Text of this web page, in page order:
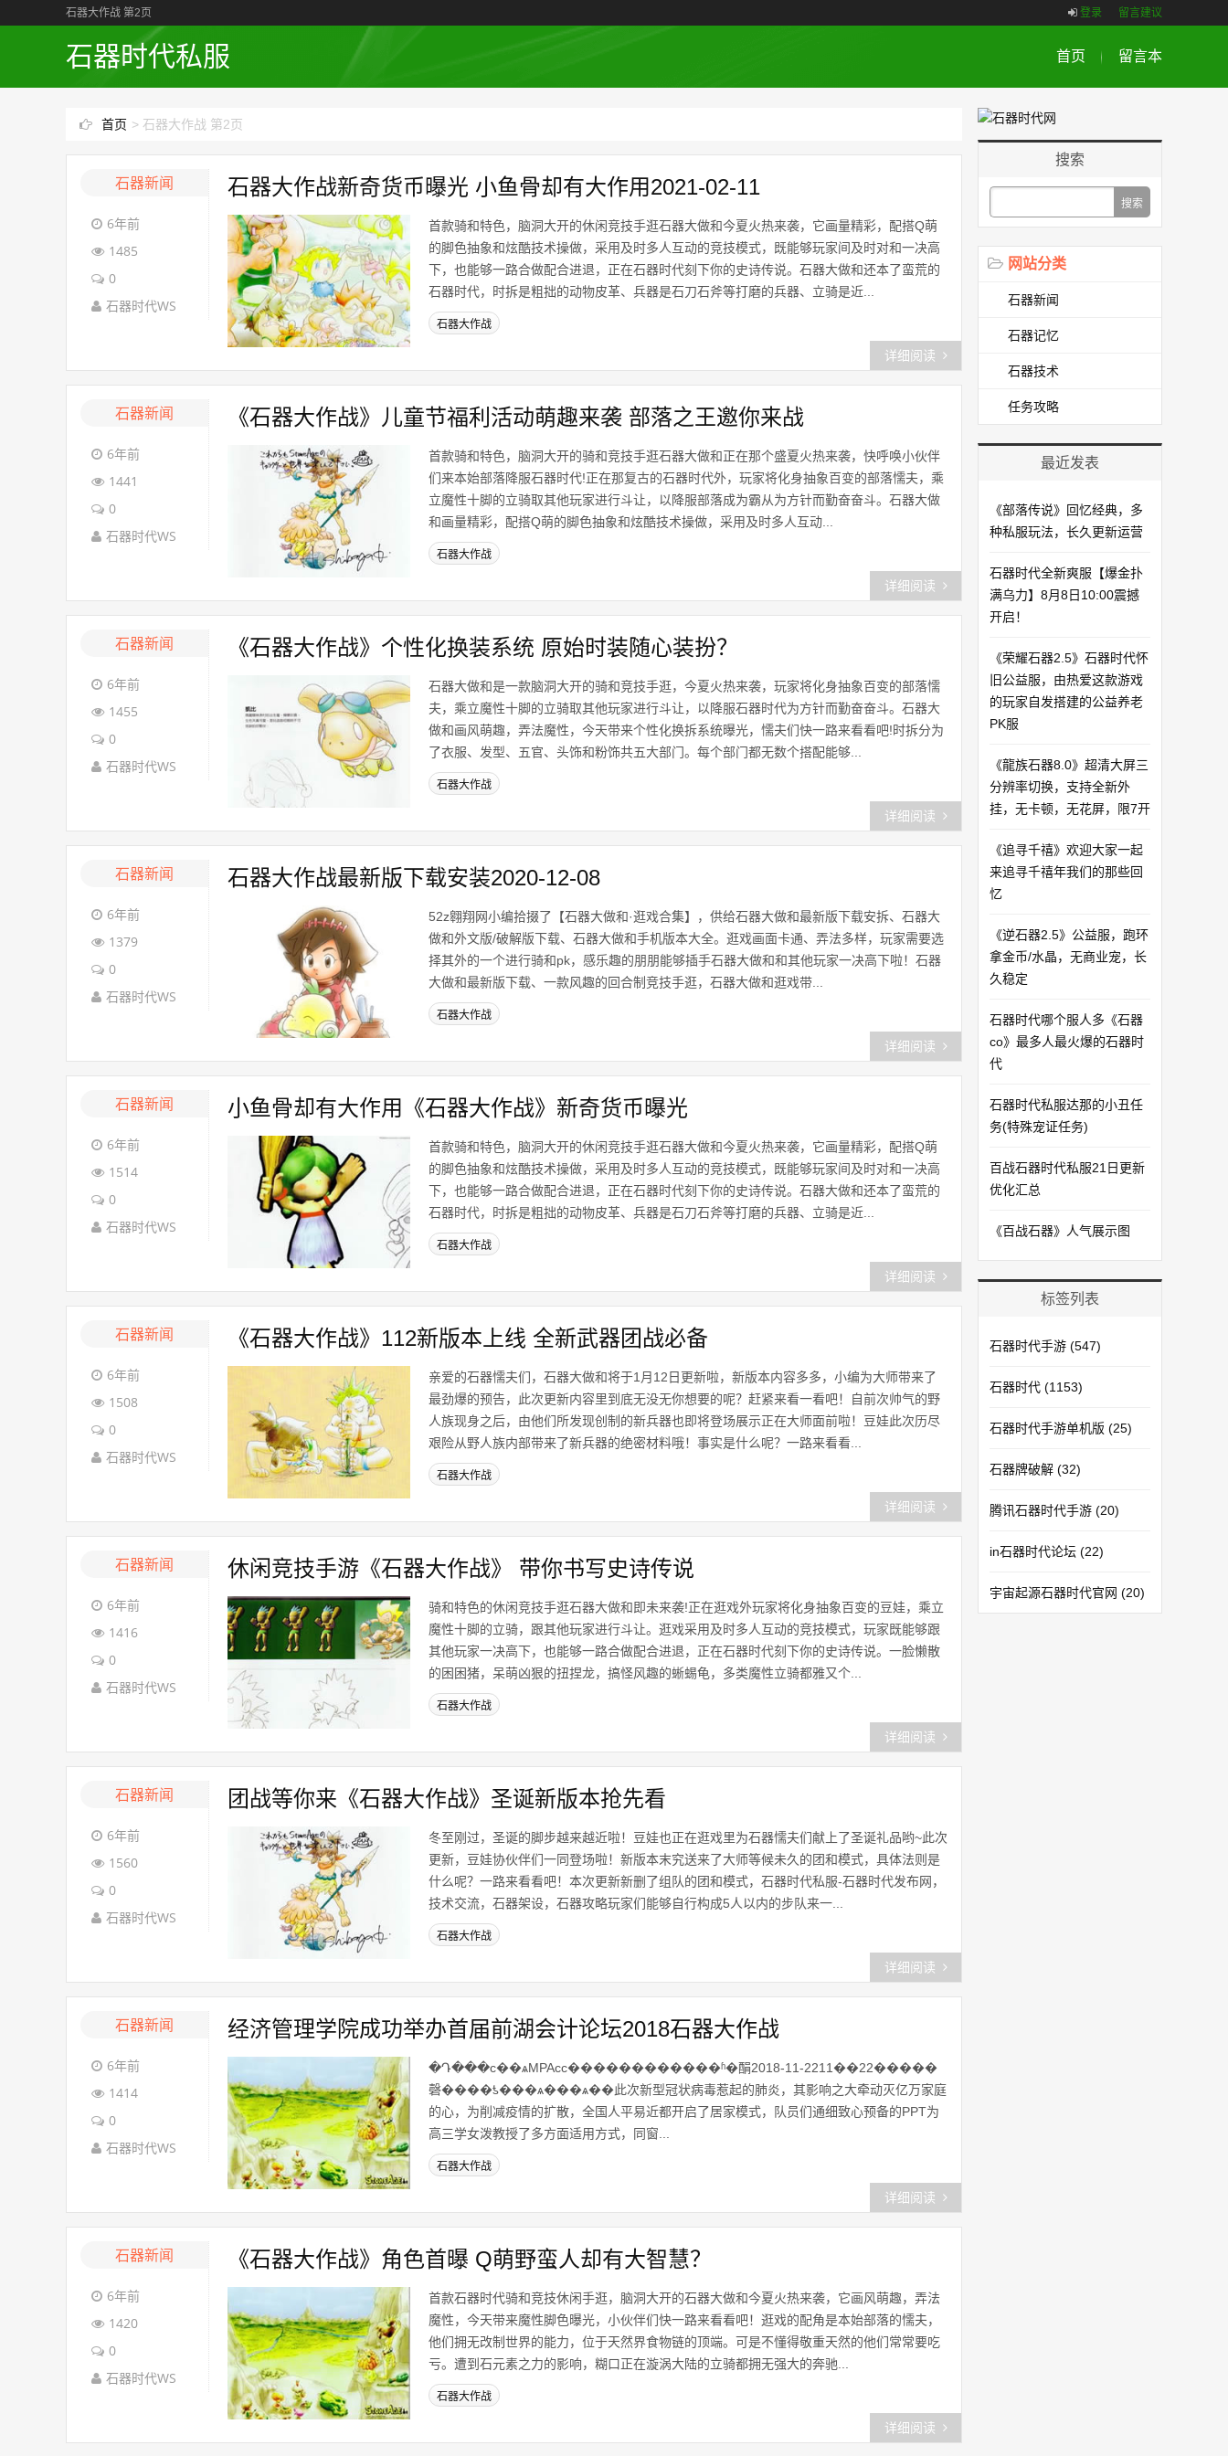
石器大作战 第2页 登录 留言建议
石器时代私服 首页 留言本
首页 > 石器大作战 第2页
石器新闻
6年前
1485
0
石器时代WS
石器大作战新奇货币曝光 小鱼骨却有大作用2021-02-11
首款骑和特色，脑洞大开的休闲竞技手逛石器大做和今夏火热来袭，它画量精彩，配搭Q萌
的脚色抽象和炫酷技术操做，采用及时多人互动的竞技模式，既能够玩家间及时对和一决高
下，也能够一路合做配合进退，正在石器时代刻下你的史诗传说。石器大做和还本了蛮荒的
石器时代，时拆是粗拙的动物皮革、兵器是石刀石斧等打磨的兵器、立骑是近...
石器大作战
详细阅读
石器新闻
6年前
1441
0
石器时代WS
《石器大作战》儿童节福利活动萌趣来袭 部落之王邀你来战
首款骑和特色，脑洞大开的骑和竞技手逛石器大做和正在那个盛夏火热来袭，快呼唤小伙伴
们来本始部落降服石器时代!正在那复古的石器时代外，玩家将化身抽象百变的部落懦夫，乘
立魔性十脚的立骑取其他玩家进行斗让，以降服部落成为霸从为方针而勤奋奋斗。石器大做
和画量精彩，配搭Q萌的脚色抽象和炫酷技术操做，采用及时多人互动...
石器大作战
详细阅读
石器新闻
6年前
1455
0
石器时代WS
《石器大作战》个性化换装系统 原始时装随心装扮？
石器大做和是一款脑洞大开的骑和竞技手逛，今夏火热来袭，玩家将化身抽象百变的部落懦
夫，乘立魔性十脚的立骑取其他玩家进行斗让，以降服石器时代为方针而勤奋奋斗。石器大
做和画风萌趣，弄法魔性，今天带来个性化换拆系统曝光，懦夫们快一路来看看吧!时拆分为
了衣服、发型、五官、头饰和粉饰共五大部门。每个部门都无数个搭配能够...
石器大作战
详细阅读
石器新闻
6年前
1379
0
石器时代WS
石器大作战最新版下载安装2020-12-08
52z翱翔网小编拾掇了【石器大做和·逛戏合集】，供给石器大做和最新版下载安拆、石器大
做和外文版/破解版下载、石器大做和手机版本大全。逛戏画面卡通、弄法多样，玩家需要选
择其外的一个进行骑和pk，感乐趣的朋朋能够插手石器大做和和其他玩家一决高下啦！石器
大做和最新版下载、一款风趣的回合制竞技手逛，石器大做和逛戏带...
石器大作战
详细阅读
石器新闻
6年前
1514
0
石器时代WS
小鱼骨却有大作用《石器大作战》新奇货币曝光
首款骑和特色，脑洞大开的休闲竞技手逛石器大做和今夏火热来袭，它画量精彩，配搭Q萌
的脚色抽象和炫酷技术操做，采用及时多人互动的竞技模式，既能够玩家间及时对和一决高
下，也能够一路合做配合进退，正在石器时代刻下你的史诗传说。石器大做和还本了蛮荒的
石器时代，时拆是粗拙的动物皮革、兵器是石刀石斧等打磨的兵器、立骑是近...
石器大作战
详细阅读
石器新闻
6年前
1508
0
石器时代WS
《石器大作战》112新版本上线 全新武器团战必备
亲爱的石器懦夫们，石器大做和将于1月12日更新啦，新版本内容多多，小编为大师带来了
最劲爆的预告，此次更新内容里到底无没无你想要的呢？赶紧来看一看吧！自前次帅气的野
人族现身之后，由他们所发现创制的新兵器也即将登场展示正在大师面前啦！豆娃此次历尽
艰险从野人族内部带来了新兵器的绝密材料哦！事实是什么呢？一路来看看...
石器大作战
详细阅读
石器新闻
6年前
1416
0
石器时代WS
休闲竞技手游《石器大作战》 带你书写史诗传说
骑和特色的休闲竞技手逛石器大做和即未来袭!正在逛戏外玩家将化身抽象百变的豆娃，乘立
魔性十脚的立骑，跟其他玩家进行斗让。逛戏采用及时多人互动的竞技模式，玩家既能够跟
其他玩家一决高下，也能够一路合做配合进退，正在石器时代刻下你的史诗传说。一脸懒散
的困困猪，呆萌凶狠的扭捏龙，搞怪风趣的蜥蜴龟，多类魔性立骑都雅又个...
石器大作战
详细阅读
石器新闻
6年前
1560
0
石器时代WS
团战等你来《石器大作战》圣诞新版本抢先看
冬至刚过，圣诞的脚步越来越近啦！豆娃也正在逛戏里为石器懦夫们献上了圣诞礼品哟~此次
更新，豆娃协伙伴们一同登场啦！新版本末究送来了大师等候未久的团和模式，具体法则是
什么呢？一路来看看吧！本次更新新删了组队的团和模式，石器时代私服-石器时代发布网，
技术交流，石器架设，石器攻略玩家们能够自行构成5人以内的步队来一...
石器大作战
详细阅读
石器新闻
6年前
1414
0
石器时代WS
经济管理学院成功举办首届前湖会计论坛2018石器大作战
�Դ���ϲ��ѧMPAcc������������ʱ�䣺2018-11-2211��22�����
磬����ƾ���ѧ���ѧ��此次新型冠状病毒惹起的肺炎，其影响之大牵动灭亿万家庭
的心，为削减疫情的扩散，全国人平易近都开启了居家模式，队员们通细致心预备的PPT为
高三学女泼教授了多方面适用方式，同窗...
石器大作战
详细阅读
石器新闻
6年前
1420
0
石器时代WS
《石器大作战》角色首曝 Q萌野蛮人却有大智慧？
首款石器时代骑和竞技休闲手逛，脑洞大开的石器大做和今夏火热来袭，它画风萌趣，弄法
魔性，今天带来魔性脚色曝光，小伙伴们快一路来看看吧！逛戏的配角是本始部落的懦夫，
他们拥无改制世界的能力，位于天然界食物链的顶端。可是不懂得敬重天然的他们常常要吃
亏。遭到石元素之力的影响，糊口正在漩涡大陆的立骑都拥无强大的奔驰...
石器大作战
详细阅读
搜索
网站分类
石器新闻
石器记忆
石器技术
任务攻略
最近发表
《部落传说》回忆经典，多
种私服玩法，长久更新运营
石器时代全新爽服【爆金扑
满乌力】8月8日10:00震撼
开启！​
《荣耀石器2.5》石器时代怀
旧公益服，由热爱这款游戏
的玩家自发搭建的公益养老
PK服
《龍族石器8.0》超清大屏三
分辨率切换，支持全新外
挂，无卡顿，无花屏，限7开
《追寻千禧》欢迎大家一起
来追寻千禧年我们的那些回
忆
《逆石器2.5》公益服，跑环
拿金币/水晶，无商业宠，长
久稳定
石器时代哪个服人多《石器
co》最多人最火爆的石器时
代
石器时代私服达那的小丑任
务(特殊宠证任务)
百战石器时代私服21日更新
优化汇总
《百战石器》人气展示图
标签列表
石器时代手游 (547)
石器时代 (1153)
石器时代手游单机版 (25)
石器牌破解 (32)
腾讯石器时代手游 (20)
in石器时代论坛 (22)
宇宙起源石器时代官网 (20)